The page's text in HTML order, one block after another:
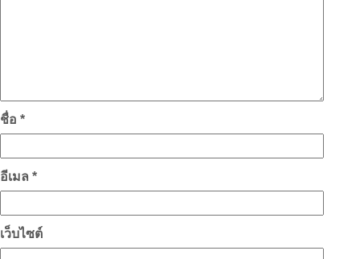
ชื่อ *
อีเมล *
เว็บไซต์